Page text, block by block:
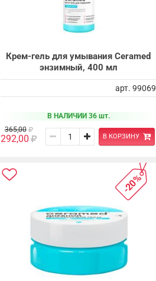
Крем-гель для умывания Ceramed
энзимный, 400 мл
арт. 99069
В НАЛИЧИИ 36 шт.
365,00
292,00 В КОРЗИНУ
-20%